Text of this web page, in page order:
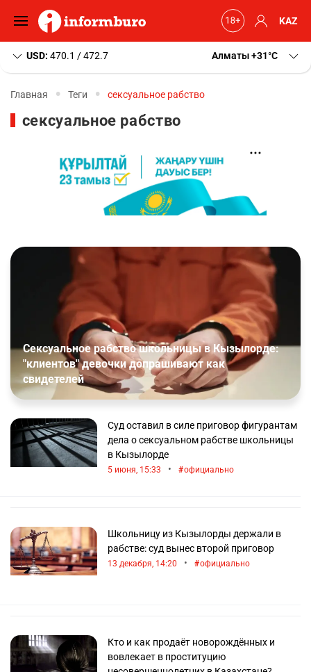
KAZ
USD: 470.1 / 472.7 Алматы+31 C
Главная Теги сексуальное рабство
сексуальное рабство
Сексуальное рабство школьницы в Кызылорде:
"клиентов" девочки допрашивают как
свидетелей
Суд оставил в силе приговор фигурантам
дела о сексуальном рабстве школьницы
в Кызылорде
5 июня, 15:33 • официально
Школьницу из Кызылорды держали в
рабстве: суд вынес второй приговор
13 декабря, 14:20 • официально
Кто и как продаёт новорождённых и
вовлекает в проституцию